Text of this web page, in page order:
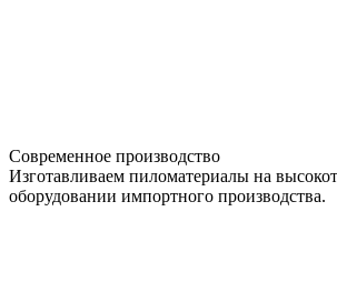
Современное производство
Изготавливаем пиломатериалы на
оборудовании импортного производства.